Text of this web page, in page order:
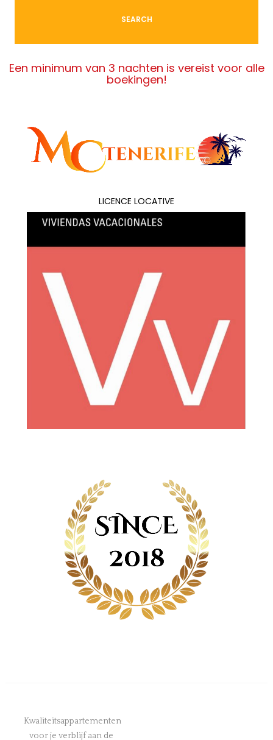
SEARCH
Een minimum van 3 nachten is vereist voor alle
boekingen!
LICENCE LOCATIVE
Kwaliteitsappartementen
voor je verblijf aan de